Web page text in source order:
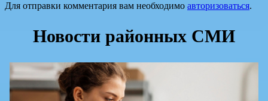
Для отправки комментария вам необходимо авторизоваться.